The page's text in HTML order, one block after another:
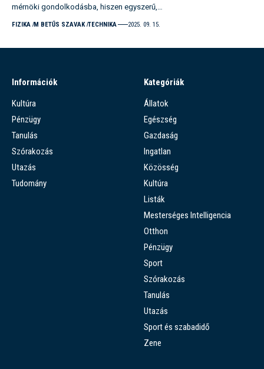
mérnöki gondolkodásba, hiszen egyszerű,…
FIZIKA M BETŰS SZAVAK TECHNIKA 2025. 09. 15.
Információk
Kultúra
Pénzügy
Tanulás
Szórakozás
Utazás
Tudomány
Kategóriák
Állatok
Egészség
Gazdaság
Ingatlan
Közösség
Kultúra
Listák
Mesterséges Intelligencia
Otthon
Pénzügy
Sport
Szórakozás
Tanulás
Utazás
Sport és szabadidő
Zene